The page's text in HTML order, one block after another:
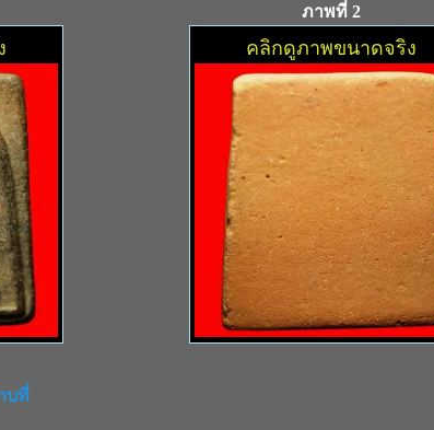
ภาพที่ 2
คลิกดูภาพขนาดจริง
บที่